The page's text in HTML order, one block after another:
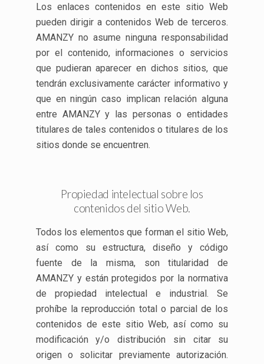
Los enlaces contenidos en este sitio Web
pueden dirigir a contenidos Web de terceros.
AMANZY no asume ninguna responsabilidad
por el contenido, informaciones o servicios
que pudieran aparecer en dichos sitios, que
tendrán exclusivamente carácter informativo y
que en ningún caso implican relación alguna
entre AMANZY y las personas o entidades
titulares de tales contenidos o titulares de los
sitios donde se encuentren.
Propiedad intelectual sobre los
contenidos del sitio Web.
Todos los elementos que forman el sitio Web,
así como su estructura, diseño y código
fuente de la misma, son titularidad de
AMANZY y están protegidos por la normativa
de propiedad intelectual e industrial. Se
prohíbe la reproducción total o parcial de los
contenidos de este sitio Web, así como su
modificación y/o distribución sin citar su
origen o solicitar previamente autorización.